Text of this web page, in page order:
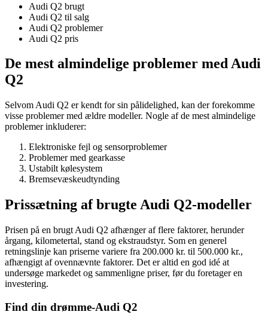
Audi Q2 brugt
Audi Q2 til salg
Audi Q2 problemer
Audi Q2 pris
De mest almindelige problemer med Audi
Q2
Selvom Audi Q2 er kendt for sin pålidelighed, kan der forekomme
visse problemer med ældre modeller. Nogle af de mest almindelige
problemer inkluderer:
Elektroniske fejl og sensorproblemer
Problemer med gearkasse
Ustabilt kølesystem
Bremsevæskeudtynding
Prissætning af brugte Audi Q2-modeller
Prisen på en brugt Audi Q2 afhænger af flere faktorer, herunder
årgang, kilometertal, stand og ekstraudstyr. Som en generel
retningslinje kan priserne variere fra 200.000 kr. til 500.000 kr.,
afhængigt af ovennævnte faktorer. Det er altid en god idé at
undersøge markedet og sammenligne priser, før du foretager en
investering.
Find din drømme-Audi Q2